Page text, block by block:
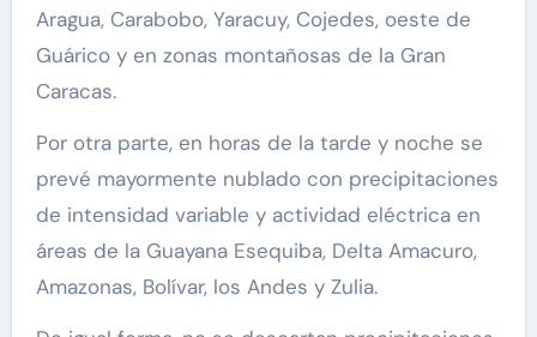
Aragua, Carabobo, Yaracuy, Cojedes, oeste de
Guárico y en zonas montañosas de la Gran
Caracas.
Por otra parte, en horas de la tarde y noche se
prevé mayormente nublado con precipitaciones
de intensidad variable y actividad eléctrica en
áreas de la Guayana Esequiba, Delta Amacuro,
Amazonas, Bolívar, los Andes y Zulia.